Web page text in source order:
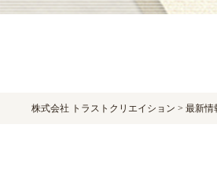
株式会社 トラストクリエイション > 最新情